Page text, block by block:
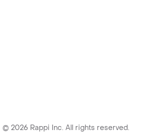
© 2026 Rappi Inc. All rights reserved.